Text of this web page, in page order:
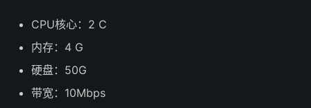
CPU核心：2 C
内存：4 G
硬盘：50G
带宽：10Mbps